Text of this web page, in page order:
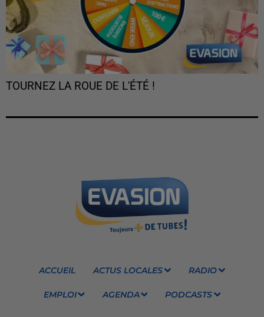
TOURNEZ LA ROUE DE L'ÉTÉ !
ACCUEIL ACTUS LOCALES RADIO
EMPLOI AGENDA PODCASTS